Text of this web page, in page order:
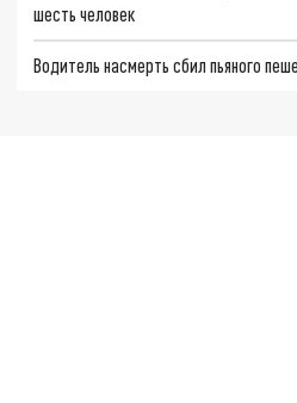
шесть человек
Водитель насмерть сбил пьяного